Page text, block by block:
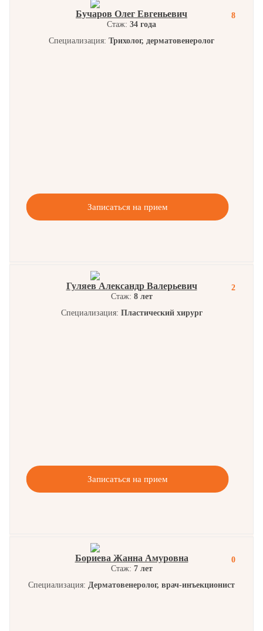
8
Бучаров Олег Евгеньевич
Стаж: 34 года
Специализация: Трихолог, дерматовенеролог
Записаться на прием
2
Гуляев Александр Валерьевич
Стаж: 8 лет
Специализация: Пластический хирург
Записаться на прием
0
Бориева Жанна Амуровна
Стаж: 7 лет
Специализация: Дерматовенеролог, врач-инъекционист